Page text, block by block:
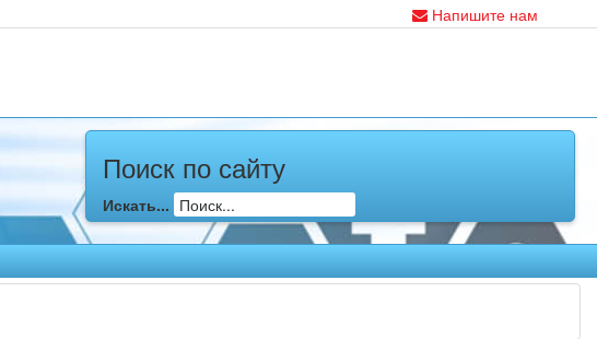
Напишите нам
Поиск по сайту
Искать...